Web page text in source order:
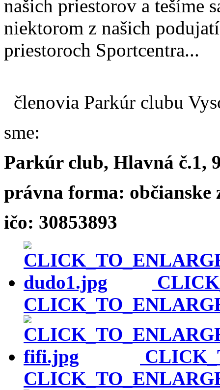
našich priestorov a tešíme
niektorom z našich
priestoroch Sportcentra...
členovia Parkúr clubu
sme:
Parkúr club, Hlavná č.1,
právna forma: občianske
ičo: 30853893